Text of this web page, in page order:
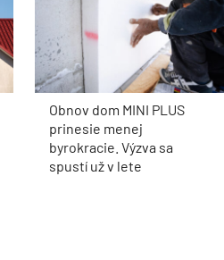
Obnov dom MINI PLUS
prinesie menej
byrokracie. Výzva sa
spustí už v lete